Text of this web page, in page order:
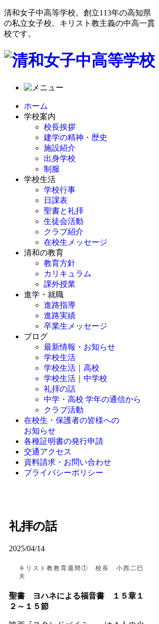
清和女子中高等学校。創立113年の高知県
の私立女子校。キリスト教主義の中高一貫
校です。
ホーム
学校案内
校長挨拶
建学の精神・歴史
施設紹介
出身学校
制服
学校生活
学校行事
日課表
聖書と礼拝
生徒会活動
クラブ紹介
在校生メッセージ
清和の教育
教育方針
カリキュラム
課外授業
進学・就職
進路指導
進路実績
卒業生メッセージ
ブログ
最新情報・お知らせ
学校生活
学校生活｜高校
学校生活｜中学校
礼拝の話
中学・高校 学年の通信から
クラブ活動
在校生・保護者の皆様への
お知らせ
各種証明書の発行申請
交通アクセス
資料請求・お問い合わせ
プライバシーポリシー
礼拝の話
2025/04/14
キリスト教教育週間① 校長 小西二巳
夫
聖書 ヨハネによる福音書 １５章１
２～１５節